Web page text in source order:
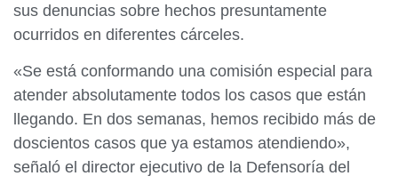
sus denuncias sobre hechos presuntamente
ocurridos en diferentes cárceles.
«Se está conformando una comisión especial para
atender absolutamente todos los casos que están
llegando. En dos semanas, hemos recibido más de
doscientos casos que ya estamos atendiendo»,
señaló el director ejecutivo de la Defensoría del